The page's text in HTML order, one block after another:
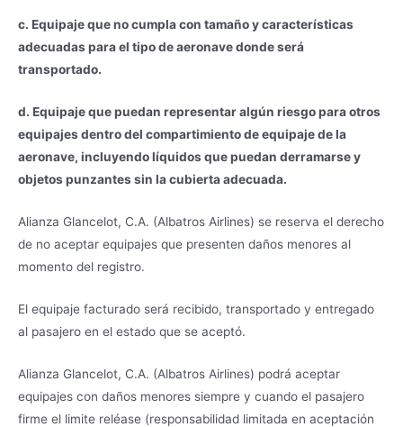
c. Equipaje que no cumpla con tamaño y características
adecuadas para el tipo de aeronave donde será
transportado.
d. Equipaje que puedan representar algún riesgo para otros
equipajes dentro del compartimiento de equipaje de la
aeronave, incluyendo líquidos que puedan derramarse y
objetos punzantes sin la cubierta adecuada.
Alianza Glancelot, C.A. (Albatros Airlines) se reserva el derecho
de no aceptar equipajes que presenten daños menores al
momento del registro.
El equipaje facturado será recibido, transportado y entregado
al pasajero en el estado que se aceptó.
Alianza Glancelot, C.A. (Albatros Airlines) podrá aceptar
equipajes con daños menores siempre y cuando el pasajero
firme el limite reléase (responsabilidad limitada en aceptación